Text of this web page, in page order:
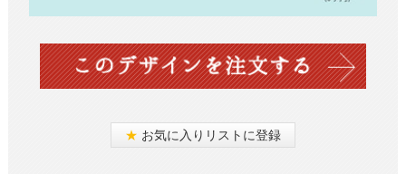
★ お気に入りリストに登録